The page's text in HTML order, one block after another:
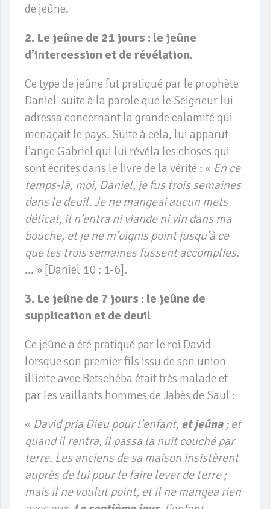
de jeûne.
2. Le jeûne de 21 jours : le jeûne
d’intercession et de révélation.
Ce type de jeûne fut pratiqué par le prophète
Daniel suite à la parole que le Seigneur lui
adressa concernant la grande calamité qui
menaçait le pays. Suite à cela, lui apparut
l’ange Gabriel qui lui révéla les choses qui
sont écrites dans le livre de la vérité : « En ce
temps-là, moi, Daniel, je fus trois semaines
dans le deuil. Je ne mangeai aucun mets
délicat, il n’entra ni viande ni vin dans ma
bouche, et je ne m’oignis point jusqu’à ce
que les trois semaines fussent accomplies.
… » [Daniel 10 : 1-6].
3. Le jeûne de 7 jours : le jeûne de
supplication et de deuil
Ce jeûne a été pratiqué par le roi David
lorsque son premier fils issu de son union
illicite avec Betschéba était très malade et
par les vaillants hommes de Jabès de Saul :
« David pria Dieu pour l’enfant, et jeûna; et
quand il rentra, il passa la nuit couché par
terre. Les anciens de sa maison insistèrent
auprès de lui pour le faire lever de terre ;
mais il ne voulut point, et il ne mangea rien